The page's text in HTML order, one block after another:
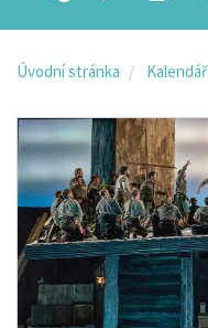
Úvodní stránka Kalendář